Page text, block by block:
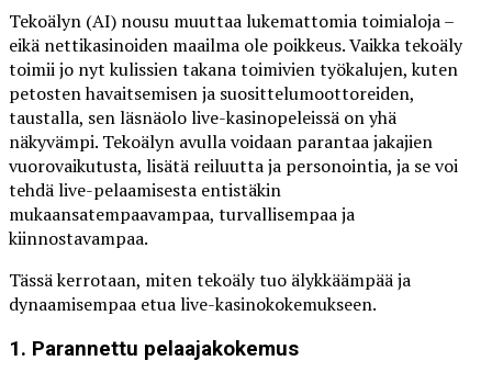
Tekoälyn (AI) nousu muuttaa lukemattomia toimialoja –
eikä nettikasinoiden maailma ole poikkeus. Vaikka tekoäly
toimii jo nyt kulissien takana toimivien työkalujen, kuten
petosten havaitsemisen ja suosittelumoottoreiden,
taustalla, sen läsnäolo live-kasinopeleissä on yhä
näkyvämpi. Tekoälyn avulla voidaan parantaa jakajien
vuorovaikutusta, lisätä reiluutta ja personointia, ja se voi
tehdä live-pelaamisesta entistäkin
mukaansatempaavampaa, turvallisempaa ja
kiinnostavampaa.
Tässä kerrotaan, miten tekoäly tuo älykkäämpää ja
dynaamisempaa etua live-kasinokokemukseen.
1. Parannettu pelaajakokemus